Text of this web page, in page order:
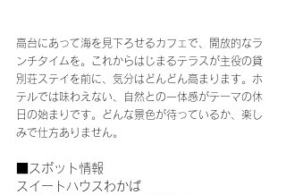
高台にあって海を見下ろせるカフェで、開放的なラ
ンチタイムを。これからはじまるテラスが主役の貸
別荘ステイを前に、気分はどんどん高まります。ホ
テルでは味わえない、自然との一体感がテーマの休
日の始まりです。どんな景色が待っているか、楽し
みで仕方ありません。
■スポット情報
スイートハウスわかば